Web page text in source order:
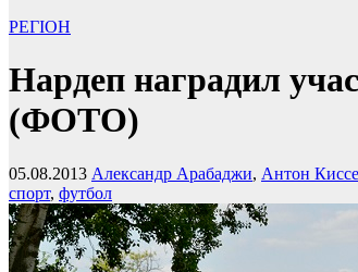
РЕГІОН
Нардеп наградил
(ФОТО)
05.08.2013 Александр Арабаджи, Антон Киссе
спорт, футбол